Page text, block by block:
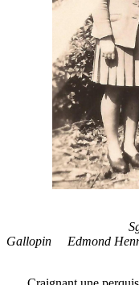
Sgt William S.
Gallopin Edmond